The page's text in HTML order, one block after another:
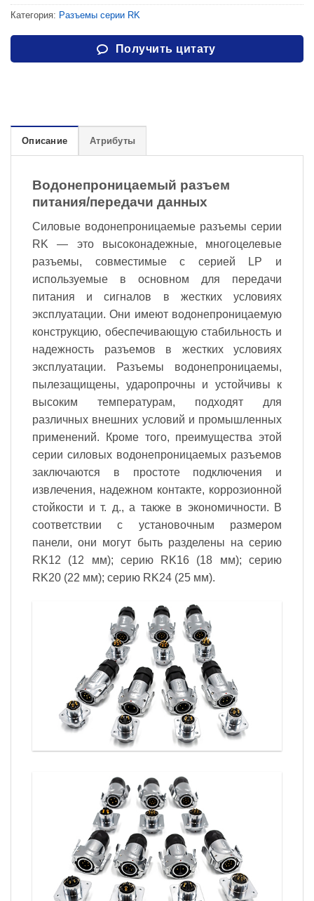
Категория: Разъемы серии RK
Получить цитату
Описание Атрибуты
Водонепроницаемый разъем
питания/передачи данных
Силовые водонепроницаемые разъемы серии
RK — это высоконадежные, многоцелевые
разъемы, совместимые с серией LP и
используемые в основном для передачи
питания и сигналов в жестких условиях
эксплуатации. Они имеют водонепроницаемую
конструкцию, обеспечивающую стабильность и
надежность разъемов в жестких условиях
эксплуатации. Разъемы водонепроницаемы,
пылезащищены, ударопрочны и устойчивы к
высоким температурам, подходят для
различных внешних условий и промышленных
применений. Кроме того, преимущества этой
серии силовых водонепроницаемых разъемов
заключаются в простоте подключения и
извлечения, надежном контакте, коррозионной
стойкости и т. д., а также в экономичности. В
соответствии с установочным размером
панели, они могут быть разделены на серию
RK12 (12 мм); серию RK16 (18 мм); серию
RK20 (22 мм); серию RK24 (25 мм).